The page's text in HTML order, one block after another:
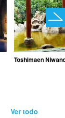
Toshimaen
Ver todo